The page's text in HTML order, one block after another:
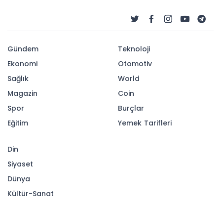
Gündem
Ekonomi
Sağlık
Magazin
Spor
Eğitim
Teknoloji
Otomotiv
World
Coin
Burçlar
Yemek Tarifleri
Din
Siyaset
Dünya
Kültür-Sanat